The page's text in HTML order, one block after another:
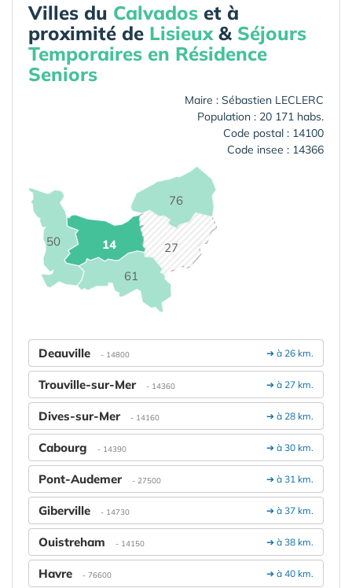
Villes du Calvados et à
proximité de Lisieux& Séjours
Temporaires en Résidence
Seniors
Maire : Sébastien LECLERC
Population : 20 171 habs.
Code postal : 14100
Code insee : 14366
14 27
50
61
76
➔ à 26 km.
Deauville - 14800
➔ à 27 km.
Trouville-sur-Mer - 14360
➔ à 28 km.
Dives-sur-Mer - 14160
➔ à 30 km.
Cabourg - 14390
➔ à 31 km.
Pont-Audemer - 27500
➔ à 37 km.
Giberville - 14730
➔ à 38 km.
Ouistreham - 14150
➔ à 40 km.
Havre - 76600